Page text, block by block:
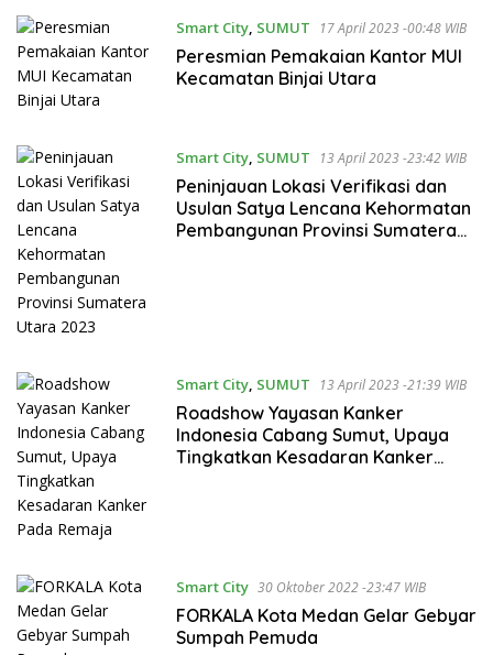
Smart City, SUMUT 17 April 2023 -00:48 WIB
Peresmian Pemakaian Kantor MUI
Kecamatan Binjai Utara
Smart City, SUMUT 13 April 2023 -23:42 WIB
Peninjauan Lokasi Verifikasi dan
Usulan Satya Lencana Kehormatan
Pembangunan Provinsi Sumatera
Smart City, SUMUT 13 April 2023 -21:39 WIB
Roadshow Yayasan Kanker
Indonesia Cabang Sumut, Upaya
Tingkatkan Kesadaran Kanker
Smart City 30 Oktober 2022 -23:47 WIB
FORKALA Kota Medan Gelar Gebyar
Sumpah Pemuda